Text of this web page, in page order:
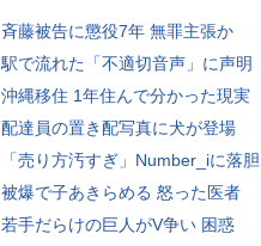
斉藤被告に懲役7年 無罪主張か
駅で流れた「不適切音声」に声明
沖縄移住 1年住んで分かった現実
配達員の置き配写真に犬が登場
「売り方汚すぎ」Number_iに落胆
被爆で子あきらめる 怒った医者
若手だらけの巨人がV争い 困惑